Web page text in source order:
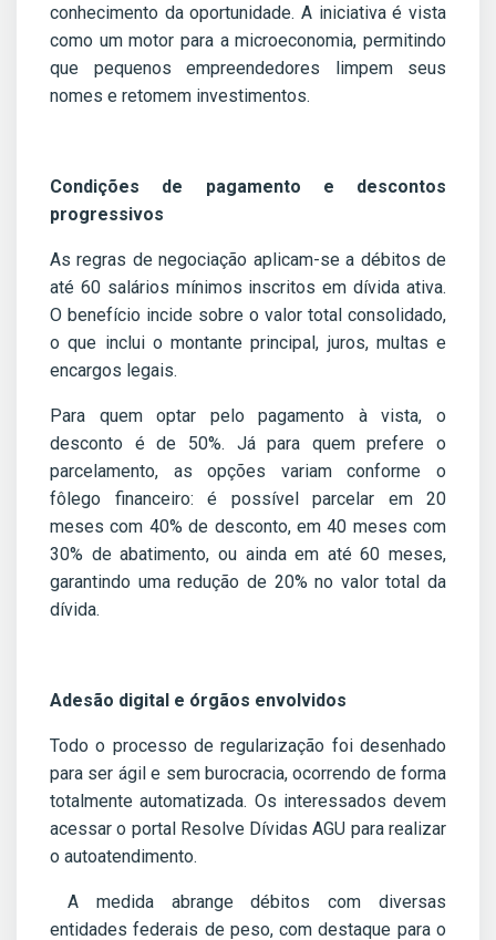
conhecimento da oportunidade. A iniciativa é vista
como um motor para a microeconomia, permitindo
que pequenos empreendedores limpem seus
nomes e retomem investimentos.
Condições de pagamento e descontos
progressivos
As regras de negociação aplicam-se a débitos de
até 60 salários mínimos inscritos em dívida ativa.
O benefício incide sobre o valor total consolidado,
o que inclui o montante principal, juros, multas e
encargos legais.
Para quem optar pelo pagamento à vista, o
desconto é de 50%. Já para quem prefere o
parcelamento, as opções variam conforme o
fôlego financeiro: é possível parcelar em 20
meses com 40% de desconto, em 40 meses com
30% de abatimento, ou ainda em até 60 meses,
garantindo uma redução de 20% no valor total da
dívida.
Adesão digital e órgãos envolvidos
Todo o processo de regularização foi desenhado
para ser ágil e sem burocracia, ocorrendo de forma
totalmente automatizada. Os interessados devem
acessar o portal Resolve Dívidas AGU para realizar
o autoatendimento.
A medida abrange débitos com diversas
entidades federais de peso, com destaque para o